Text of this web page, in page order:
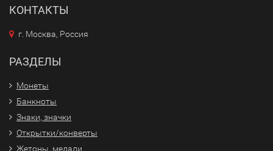
КОНТАКТЫ
г. Москва, Россия
РАЗДЕЛЫ
Монеты
Банкноты
Знаки, значки
Открытки/конверты
Жетоны, медали